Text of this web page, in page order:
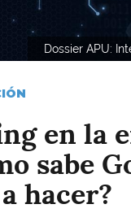
Dossier APU:
en la
sabe
hacer?